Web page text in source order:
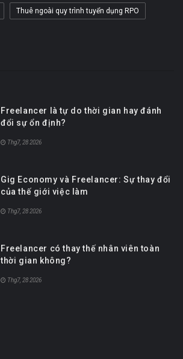
Thuê ngoài quy trình tuyển dụng RPO
Freelancer là tự do thời gian hay đánh
đổi sự ổn định?
Thg7, 28 2026
Gig Economy và Freelancer: Sự thay đổi
của thế giới việc làm
Thg7, 28 2026
Freelancer có thay thế nhân viên toàn
thời gian không?
Thg7, 28 2026